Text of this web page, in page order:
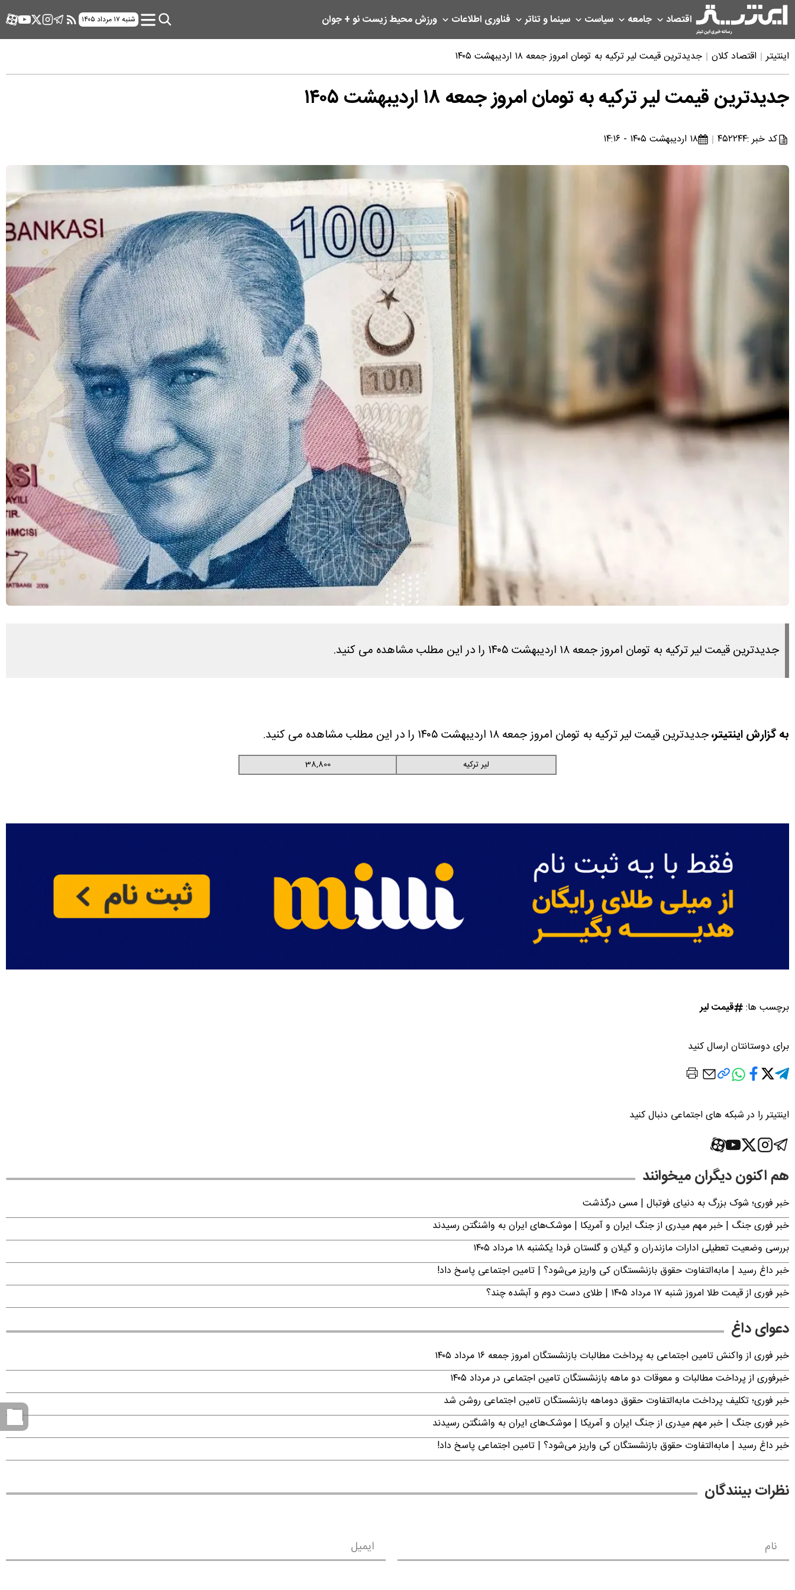
اقتصاد جامعه سیاست سینما و تئاتر فناوری اطلاعات ورزشمحیط زیستنو + جوان شنبه ۱۷ مرداد ۱۴۰۵
اینتیتر اقتصاد کلان جدیدترین قیمت لیر ترکیه به تومان امروز جمعه ۱۸ اردیبهشت ۱۴۰۵
جدیدترین قیمت لیر ترکیه به تومان امروز جمعه ۱۸ اردیبهشت ۱۴۰۵
کد خبر :۴۵۲۲۴۴ ۱۸ اردیبهشت ۱۴۰۵ - ۱۴:۱۶
جدیدترین قیمت لیر ترکیه به تومان امروز جمعه ۱۸ اردیبهشت ۱۴۰۵ را در این مطلب مشاهده می کنید.
به گزارش اینتیتر،جدیدترین قیمت لیر ترکیه به تومان امروز جمعه ۱۸ اردیبهشت ۱۴۰۵ را در این مطلب مشاهده می کنید.
لیر ترکیه 38,800
برچسب ها: قیمت لیر
برای دوستانتان ارسال کنید
اینتیتر را در شبکه های اجتماعی دنبال کنید
هم اکنون دیگران میخوانند
خبر فوری؛‌ شوک بزرگ به دنیای فوتبال | مسی درگذشت
خبر فوری جنگ | خبر مهم میدری از جنگ ایران و آمریکا | موشک‌های ایران به واشنگتن رسیدند
بررسی وضعیت تعطیلی ادارات مازندران و گیلان و گلستان فردا یکشنبه ۱۸ مرداد ۱۴۰۵
خبر داغ رسید | مابه‌التفاوت حقوق بازنشستگان کی واریز می‌شود؟ | تامین اجتماعی پاسخ داد!
خبر فوری از قیمت طلا امروز شنبه ۱۷ مرداد ۱۴۰۵ | طلای دست دوم و آبشده چند؟
دعوای داغ
خبر فوری از واکنش تامین اجتماعی به پرداخت مطالبات بازنشستگان امروز جمعه ۱۶ مرداد ۱۴۰۵
خبرفوری از پرداخت مطالبات و معوقات دو ماهه بازنشستگان تامین اجتماعی در مرداد ۱۴۰۵
خبر فوری؛ تکلیف پرداخت مابه‌التفاوت حقوق دوماهه بازنشستگان تامین اجتماعی روشن شد
خبر فوری جنگ | خبر مهم میدری از جنگ ایران و آمریکا | موشک‌های ایران به واشنگتن رسیدند
خبر داغ رسید | مابه‌التفاوت حقوق بازنشستگان کی واریز می‌شود؟ | تامین اجتماعی پاسخ داد!
نظرات بینندگان
نام ایمیل